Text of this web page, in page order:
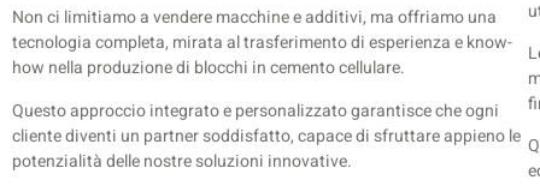
Non ci limitiamo a vendere macchine e additivi, ma offriamo una
tecnologia completa, mirata al trasferimento di esperienza e know-
how nella produzione di blocchi in cemento cellulare.
Questo approccio integrato e personalizzato garantisce che ogni
cliente diventi un partner soddisfatto, capace di sfruttare appieno le
potenzialità delle nostre soluzioni innovative.